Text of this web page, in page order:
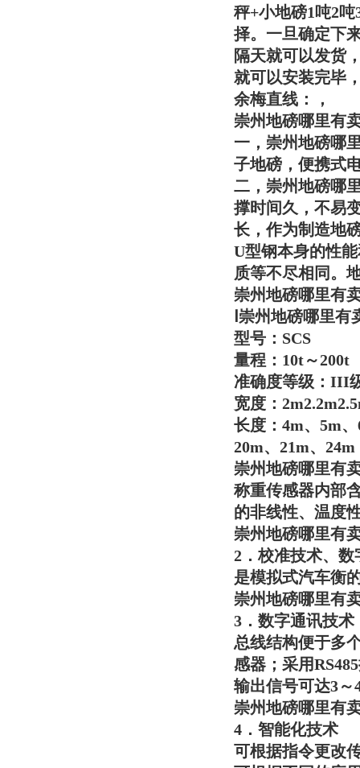
秤+小地磅1吨2
择。一旦确定下
隔天就可以发货
就可以安装完毕
余梅直线：，
崇州地磅哪里有
一， 崇州地磅哪
子地磅，便携式
二， 崇州地磅哪
撑时间久，不易
长，作为制造地
U型钢本身的性
质等不尽相同。
崇州地磅哪里有
崇州地磅哪里有
型号：SCS
量程：10t～200t
准确度等级：III
宽度：
长度：4m、5m
20m、21m、24m
崇州地磅哪里有
称重传感器内部
的非线性、温度
崇州地磅哪里有
2．校准技术、
是模拟式汽车衡
崇州地磅哪里有
3．数字通讯技术
总线结构便于多
感器；采用
输出信号可达3
崇州地磅哪里有
4．智能化技术
可根据指令更改